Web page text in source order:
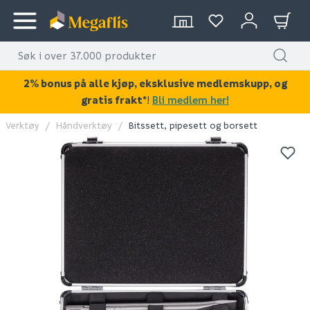
KAN DISSE VÆRE AV INTERESSE?
Verktøy Håndverktøy Bitssett, pipesett og borsett
2% bonus på alle kjøp, eksklusive medlemskupp, og
gratis frakt*! Bli medlem her!